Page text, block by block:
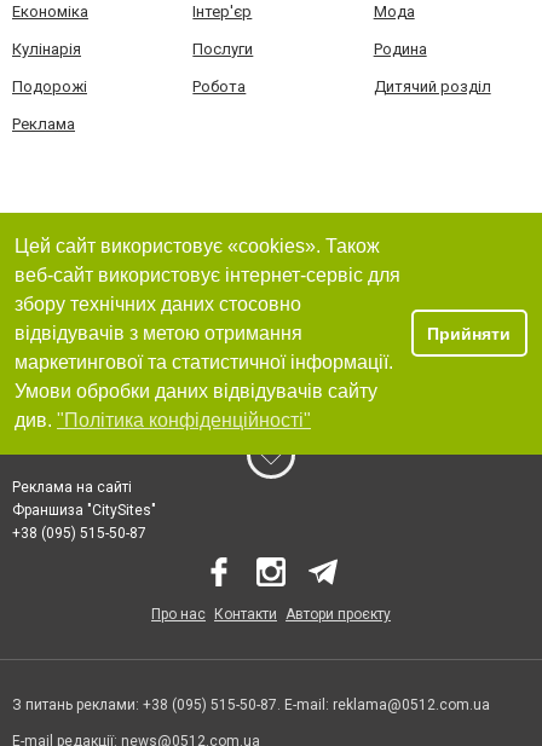
Економіка Інтер'єр Мода
Кулінарія Послуги Родина
Подорожі Робота Дитячий розділ
Реклама
Цей сайт використовує «cookies». Також
веб-сайт використовує інтернет-сервіс для
збору технічних даних стосовно
відвідувачів з метою отримання
маркетингової та статистичної інформації.
Умови обробки даних відвідувачів сайту
див. "Політика конфіденційності"
Прийняти
Реклама на сайті
Франшиза "CitySites"
+38 (095) 515-50-87
Про нас Контакти Автори проєкту
З питань реклами: +38 (095) 515-50-87. E-mail: reklama@0512.com.ua
E-mail редакції: news@0512.com.ua